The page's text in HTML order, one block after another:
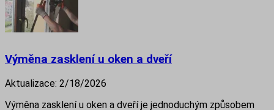
Výměna zasklení u oken a dveří
Aktualizace: 2/18/2026
Výměna zasklení u oken a dveří je jednoduchým způsobem